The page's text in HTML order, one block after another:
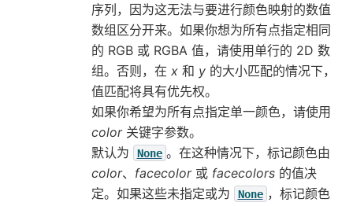
序列，因为这无法与要进行颜色映射的数值
数组区分开来。如果你想为所有点指定相同
的 RGB 或 RGBA 值，请使用单行的 2D 数
组。否则，在 x和 y的大小匹配的情况下，
值匹配将具有优先权。
如果你希望为所有点指定单一颜色，请使用
color关键字参数。
默认为
None 。在这种情况下，标记颜色由
color、 facecolor或 facecolors的值决
定。如果这些未指定或为
None ，标记颜色